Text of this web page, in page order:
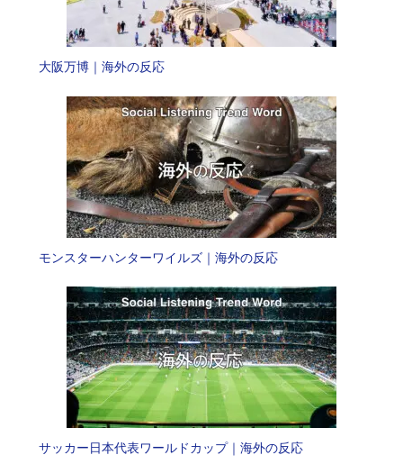
大阪万博｜海外の反応
モンスターハンターワイルズ｜海外の反応
サッカー日本代表ワールドカップ｜海外の反応